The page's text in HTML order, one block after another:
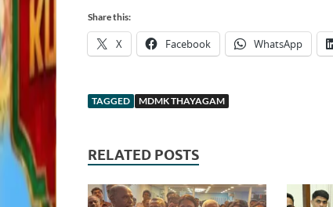
Share this:
X Facebook WhatsApp
TAGGED MDMK THAYAGAM
RELATED POSTS